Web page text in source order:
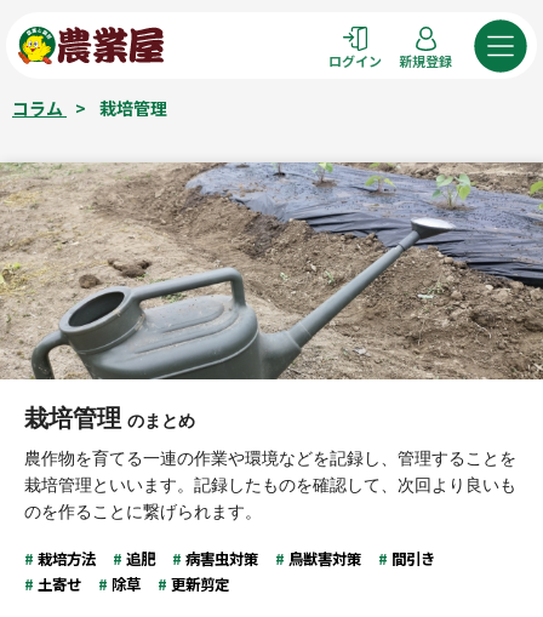
ン
ン
へ
ス
キ
ッ
プ
ログイン 新規登録
コラム > 栽培管理
栽培管理 のまとめ
農作物を育てる一連の作業や環境などを記録し、管理することを
栽培管理といいます。記録したものを確認して、次回より良いも
のを作ることに繋げられます。
栽培方法 追肥 病害虫対策 鳥獣害対策
間引き
土寄せ
除草 更新剪定